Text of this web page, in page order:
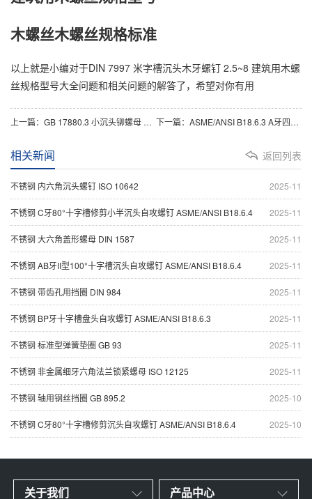
木螺丝木螺丝规格标准
以上就是小编对于DIN 7997 米字槽沉头木牙螺钉 2.5~8 建筑用木螺
丝规格型号大全问题和相关问题的解答了，希望对你有用
上一篇： GB 17880.3 小沉头铆螺母 M3~M12 下一篇： ASME/ANSI B18.6.3 A牙四方一字槽盘头木螺钉 #2~#24
返回列表
相关新闻
2025-11
不锈钢 内六角沉头螺钉 ISO 10642
2025-11
不锈钢 C牙80°十字槽修剪小半沉头自攻螺钉 ASME/ANSI B18.6.4
2025-11
不锈钢 大六角盖形螺母 DIN 1587
2025-11
不锈钢 AB牙II型100°十字槽沉头自攻螺钉 ASME/ANSI B18.6.4
2025-11
不锈钢 带齿孔用挡圈 DIN 984
2025-11
不锈钢 BP牙十字槽盘头自攻螺钉 ASME/ANSI B18.6.3
2025-11
不锈钢 标准型弹簧垫圈 GB 93
2025-11
不锈钢 非金属细牙六角法兰锁紧螺母 ISO 12125
2025-10
不锈钢 轴用钢丝挡圈 GB 895.2
2025-10
不锈钢 C牙80°十字槽修剪沉头自攻螺钉 ASME/ANSI B18.6.4
关于我们 产品中心